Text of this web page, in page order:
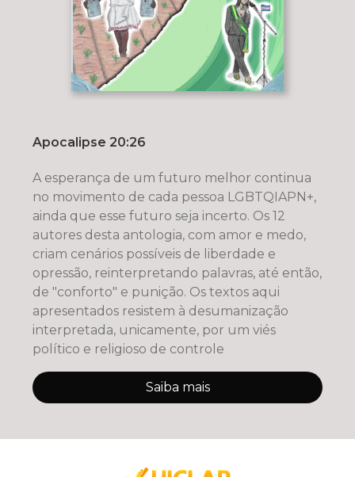
Apocalipse 20:26
A esperança de um futuro melhor continua
no movimento de cada pessoa LGBTQIAPN+,
ainda que esse futuro seja incerto. Os 12
autores desta antologia, com amor e medo,
criam cenários possíveis de liberdade e
opressão, reinterpretando palavras, até então,
de "conforto" e punição. Os textos aqui
apresentados resistem à desumanização
interpretada, unicamente, por um viés
político e religioso de controle
Saiba mais